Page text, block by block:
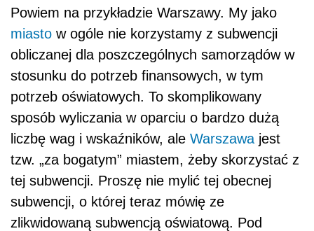
Powiem na przykładzie Warszawy. My jako
miasto w ogóle nie korzystamy z subwencji
obliczanej dla poszczególnych samorządów w
stosunku do potrzeb finansowych, w tym
potrzeb oświatowych. To skomplikowany
sposób wyliczania w oparciu o bardzo dużą
liczbę wag i wskaźników, ale Warszawa jest
tzw. „za bogatym” miastem, żeby skorzystać z
tej subwencji. Proszę nie mylić tej obecnej
subwencji, o której teraz mówię ze
zlikwidowaną subwencją oświatową. Pod